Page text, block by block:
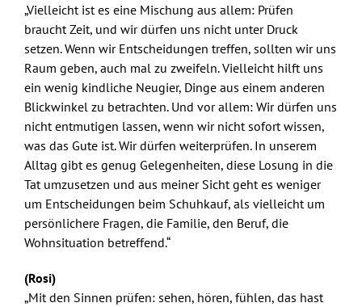
„Vielleicht ist es eine Mischung aus allem: Prüfen
braucht Zeit, und wir dürfen uns nicht unter Druck
setzen. Wenn wir Entscheidungen treffen, sollten wir uns
Raum geben, auch mal zu zweifeln. Vielleicht hilft uns
ein wenig kindliche Neugier, Dinge aus einem anderen
Blickwinkel zu betrachten. Und vor allem: Wir dürfen uns
nicht entmutigen lassen, wenn wir nicht sofort wissen,
was das Gute ist. Wir dürfen weiterprüfen. In unserem
Alltag gibt es genug Gelegenheiten, diese Losung in die
Tat umzusetzen und aus meiner Sicht geht es weniger
um Entscheidungen beim Schuhkauf, als vielleicht um
persönlichere Fragen, die Familie, den Beruf, die
Wohnsituation betreffend.“
(Rosi)
„Mit den Sinnen prüfen: sehen, hören, fühlen, das hast